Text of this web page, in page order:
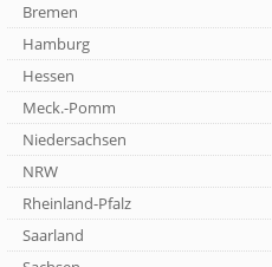
Bremen
Hamburg
Hessen
Meck.-Pomm
Niedersachsen
NRW
Rheinland-Pfalz
Saarland